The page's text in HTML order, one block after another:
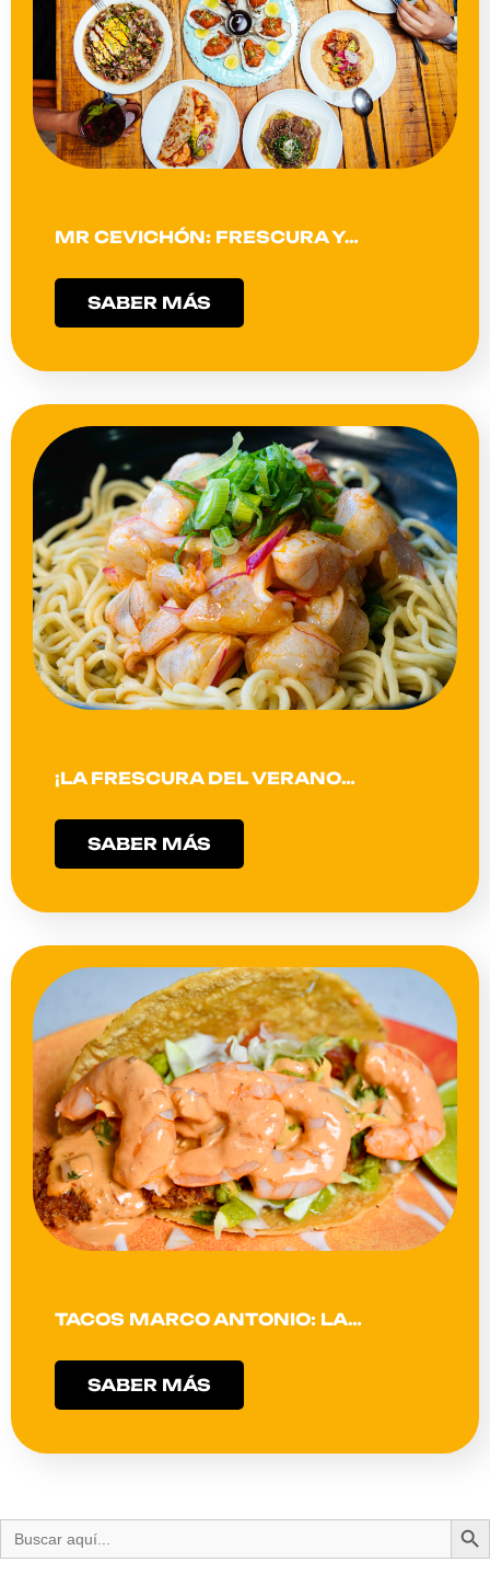
MR CEVICHÓN: FRESCURA Y…
SABER MÁS
¡LA FRESCURA DEL VERANO…
SABER MÁS
TACOS MARCO ANTONIO: LA…
SABER MÁS
Buscar: